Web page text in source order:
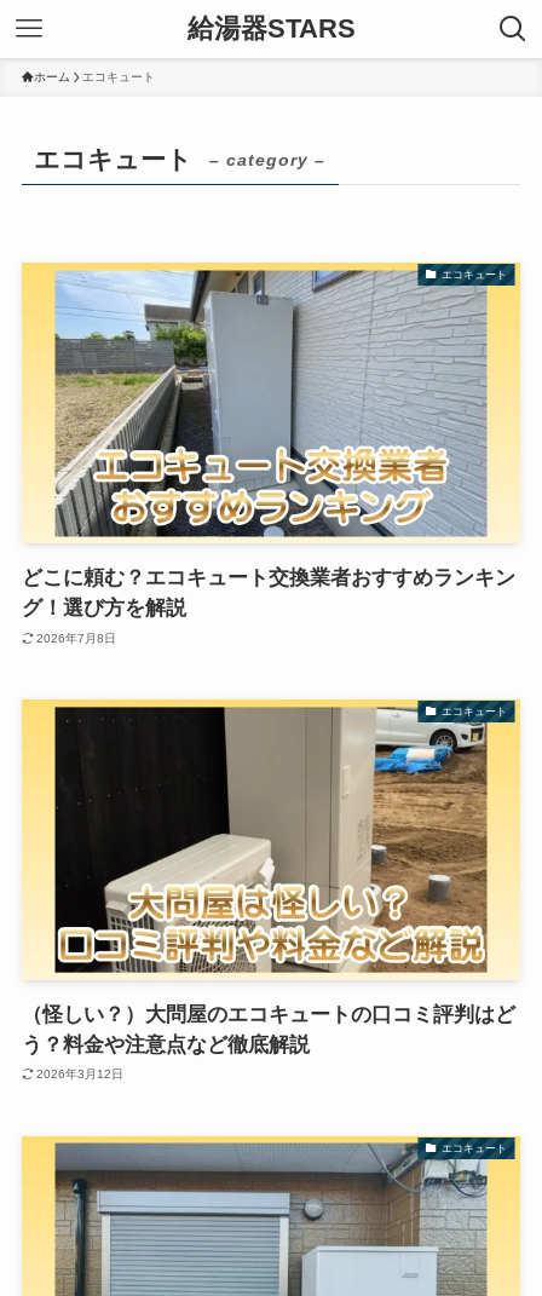
給湯器STARS
ホーム エコキュート
エコキュート – category –
エコキュート
どこに頼む？エコキュート交換業者おすすめランキン
グ！選び方を解説
2026年7月8日
エコキュート
（怪しい？）大問屋のエコキュートの口コミ評判はど
う？料金や注意点など徹底解説
2026年3月12日
エコキュート